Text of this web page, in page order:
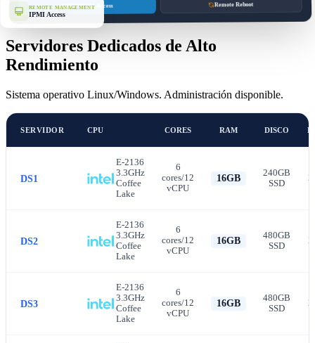
REMOTE MANAGEMENT
IPMI Access
IPMI/KVM Access Remote Reboot
Servidores Dedicados de Alto
Rendimiento
Sistema operativo Linux/Windows. Administración disponible.
SERVIDOR CPU CORES RAM DISCO
DS1
E-2136
3.3GHz
Coffee
Lake
6
cores/12
vCPU
16GB
240GB
SSD
DS2
E-2136
3.3GHz
Coffee
Lake
6
cores/12
vCPU
16GB
480GB
SSD
DS3
E-2136
3.3GHz
Coffee
Lake
6
cores/12
vCPU
16GB
480GB
SSD